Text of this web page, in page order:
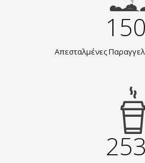
Απεσταλμένες